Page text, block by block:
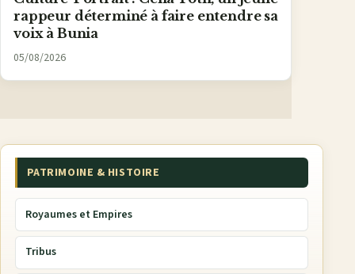
rappeur déterminé à faire entendre sa
voix à Bunia
05/08/2026
PATRIMOINE & HISTOIRE
Royaumes et Empires
Tribus